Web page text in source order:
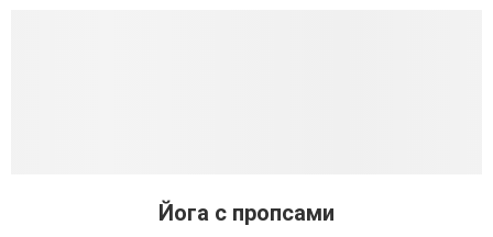
Йога с пропсами